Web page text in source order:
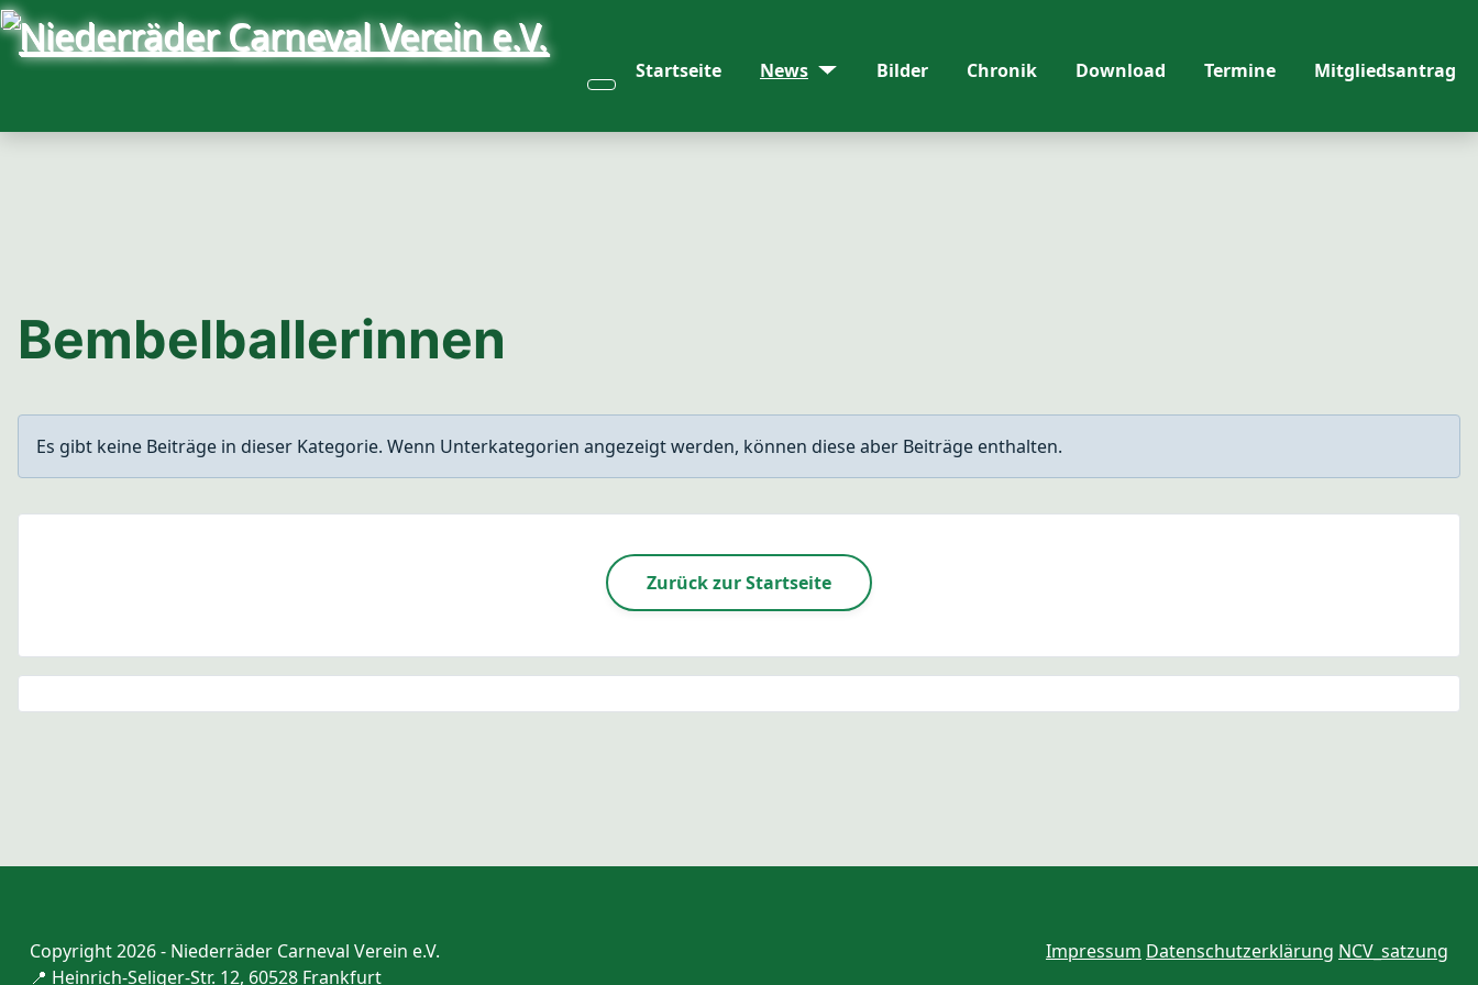
Startseite News Bilder Chronik Download Termine Mitgliedsantrag
Bembelballerinnen
Information
Es gibt keine Beiträge in dieser Kategorie. Wenn Unterkategorien angezeigt werden, können diese aber Beiträge enthalten.
Zurück zur Startseite
Copyright 2026 - Niederräder Carneval Verein e.V.
📍 Heinrich-Seliger-Str. 12, 60528 Frankfurt
Impressum Datenschutzerklärung NCV_satzung